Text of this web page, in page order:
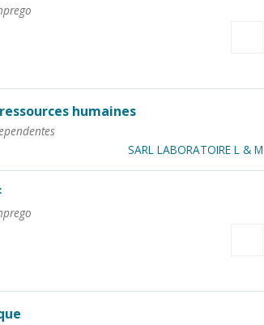
humaines
SARL LABORATOIRE L & M